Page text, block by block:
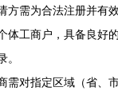
方需为合法注册并有
体工商户，具备良好
。
需对指定区域（省、